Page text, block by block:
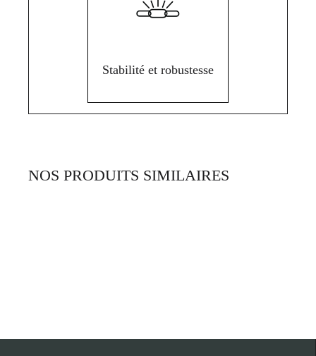
Stabilité et robustesse
NOS PRODUITS SIMILAIRES